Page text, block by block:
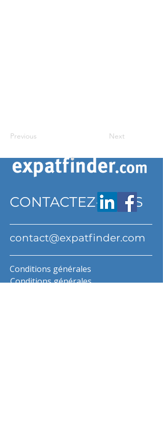
Previous Next
CONTACTEZ-NOUS
contact@expatfinder.com
Conditions générales
Conditions générales